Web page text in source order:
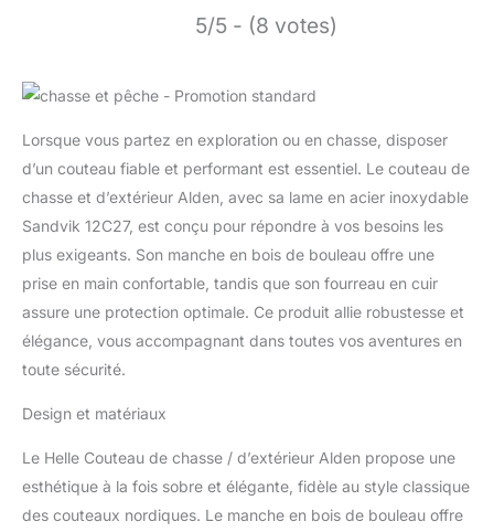
5/5 - (8 votes)
Lorsque vous partez en exploration ou en chasse, disposer
d’un couteau fiable et performant est essentiel. Le couteau de
chasse et d’extérieur Alden, avec sa lame en acier inoxydable
Sandvik 12C27, est conçu pour répondre à vos besoins les
plus exigeants. Son manche en bois de bouleau offre une
prise en main confortable, tandis que son fourreau en cuir
assure une protection optimale. Ce produit allie robustesse et
élégance, vous accompagnant dans toutes vos aventures en
toute sécurité.
Design et matériaux
Le Helle Couteau de chasse / d’extérieur Alden propose une
esthétique à la fois sobre et élégante, fidèle au style classique
des couteaux nordiques. Le manche en bois de bouleau offre